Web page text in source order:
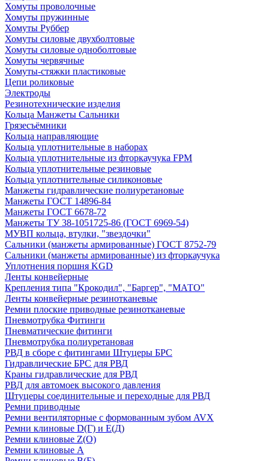
Хомуты проволочные
Хомуты пружинные
Хомуты Руббер
Хомуты силовые двухболтовые
Хомуты силовые одноболтовые
Хомуты червячные
Хомуты-стяжки пластиковые
Цепи роликовые
Электроды
Резинотехнические изделия
Кольца Манжеты Сальники
Грязесъёмники
Кольца направляющие
Кольца уплотнительные в наборах
Кольца уплотнительные из фторкаучука FPM
Кольца уплотнительные резиновые
Кольца уплотнительные силиконовые
Манжеты гидравлические полиуретановые
Манжеты ГОСТ 14896-84
Манжеты ГОСТ 6678-72
Манжеты ТУ 38-1051725-86 (ГОСТ 6969-54)
МУВП кольца, втулки, "звездочки"
Сальники (манжеты армированные) ГОСТ 8752-79
Сальники (манжеты армированные) из фторкаучука
Уплотнения поршня KGD
Ленты конвейерные
Крепления типа "Крокодил", "Баргер", "МАТО"
Ленты конвейерные резинотканевые
Ремни плоские приводные резинотканевые
Пневмотрубка Фитинги
Пневматические фитинги
Пневмотрубка полиуретановая
РВД в сборе с фитингами Штуцеры БРС
Гидравлические БРС для РВД
Краны гидравлические для РВД
РВД для автомоек высокого давления
Штуцеры соединительные и переходные для РВД
Ремни приводные
Ремни вентиляторные с формованным зубом AVX
Ремни клиновые D(Г) и Е(Д)
Ремни клиновые Z(О)
Ремни клиновые А